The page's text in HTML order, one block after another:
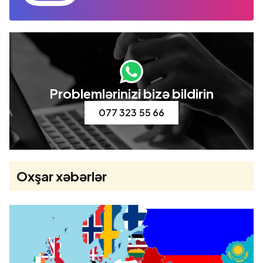
Problemlərinizi bizə bildirin
077 323 55 66
Oxşar xəbərlər